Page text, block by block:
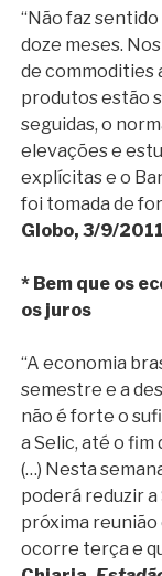
“Não faz
doze meses.
de commodities
produtos estão
seguidas, o
elevações e
explícitas e o
foi tomada de
Globo, 3/9/
* Bem que os
os juros
“A economia
semestre e a
não é forte o
a Selic, até o
(…) Nesta
poderá reduzir a
próxima reunião
ocorre terça e